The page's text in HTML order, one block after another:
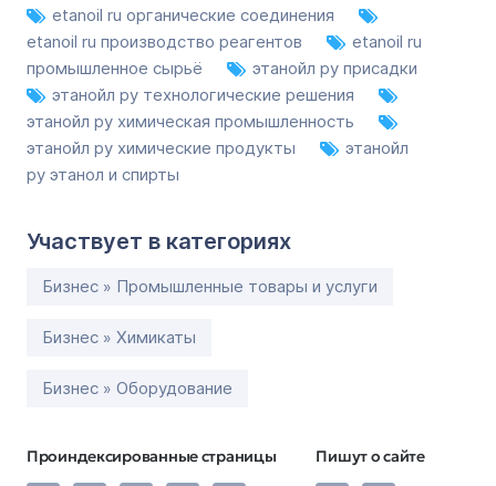
etanoil ru органические соединения
etanoil ru производство реагентов
etanoil ru
промышленное сырьё
этанойл ру присадки
этанойл ру технологические решения
этанойл ру химическая промышленность
этанойл ру химические продукты
этанойл
ру этанол и спирты
Участвует в категориях
Бизнес » Промышленные товары и услуги
Бизнес » Химикаты
Бизнес » Оборудование
Проиндексированные страницы Пишут о сайте